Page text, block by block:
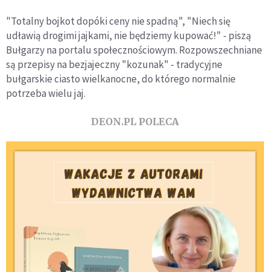
"Totalny bojkot dopóki ceny nie spadną", "Niech się
udławią drogimi jajkami, nie będziemy kupować!" - piszą
Bułgarzy na portalu społecznościowym. Rozpowszechniane
są przepisy na bezjajeczny "kozunak" - tradycyjne
bułgarskie ciasto wielkanocne, do którego normalnie
potrzeba wielu jaj.
DEON.PL POLECA